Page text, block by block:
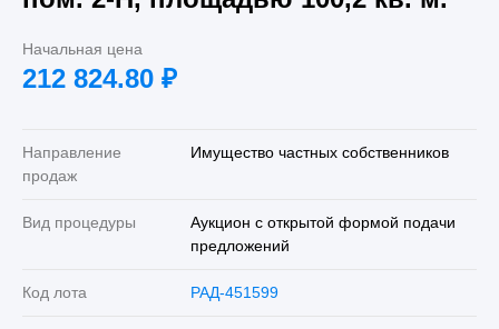
Начальная цена
212 824.80 ₽
Направление
продаж
Имущество частных собственников
Вид процедуры
Аукцион с открытой формой подачи
предложений
Код лота РАД-451599